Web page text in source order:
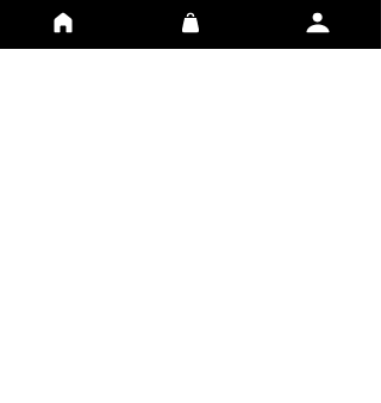
Du erhältst genau das
Armband, die auf den Bildern